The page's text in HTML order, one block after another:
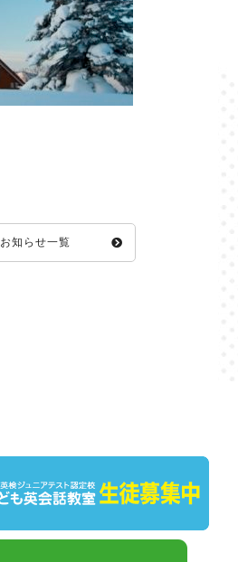
お知らせ一覧